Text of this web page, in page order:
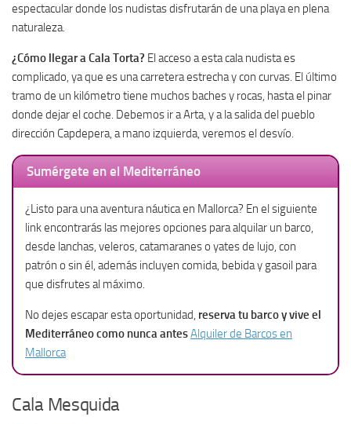
espectacular donde los nudistas disfrutarán de una playa en plena
naturaleza.
¿Cómo llegar a Cala Torta? El acceso a esta cala nudista es
complicado, ya que es una carretera estrecha y con curvas. El último
tramo de un kilómetro tiene muchos baches y rocas, hasta el pinar
donde dejar el coche. Debemos ir a Arta, y a la salida del pueblo
dirección Capdepera, a mano izquierda, veremos el desvío.
Sumérgete en el Mediterráneo
¿Listo para una aventura náutica en Mallorca? En el siguiente
link encontrarás las mejores opciones para alquilar un barco,
desde lanchas, veleros, catamaranes o yates de lujo, con
patrón o sin él, además incluyen comida, bebida y gasoil para
que disfrutes al máximo.
No dejes escapar esta oportunidad, reserva tu barco y vive el
Mediterráneo como nunca antesAlquiler de Barcos en
Mallorca
Cala Mesquida